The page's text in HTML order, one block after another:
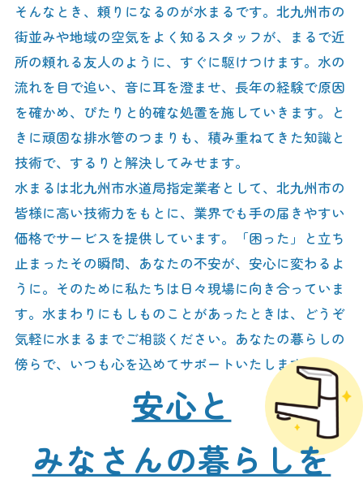
そんなとき、頼りになるのが水まるです。北九州市の
街並みや地域の空気をよく知るスタッフが、まるで近
所の頼れる友人のように、すぐに駆けつけます。水の
流れを目で追い、音に耳を澄ませ、長年の経験で原因
を確かめ、ぴたりと的確な処置を施していきます。と
きに頑固な排水管のつまりも、積み重ねてきた知識と
技術で、するりと解決してみせます。
水まるは北九州市水道局指定業者として、北九州市の
皆様に高い技術力をもとに、業界でも手の届きやすい
価格でサービスを提供しています。「困った」と立ち
止まったその瞬間、あなたの不安が、安心に変わるよ
うに。そのために私たちは日々現場に向き合っていま
す。水まわりにもしものことがあったときは、どうぞ
気軽に水まるまでご相談ください。あなたの暮らしの
傍らで、いつも心を込めてサポートいたします。
安心と
みなさんの暮らしを